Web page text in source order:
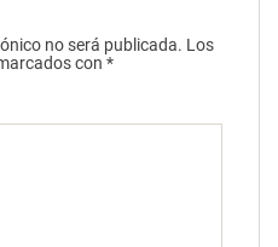
no será publicada. Los
con *